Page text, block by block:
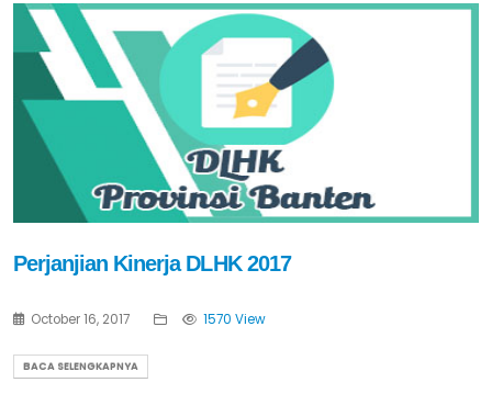
Perjanjian Kinerja DLHK 2017
October 16, 2017 1570 View
BACA SELENGKAPNYA